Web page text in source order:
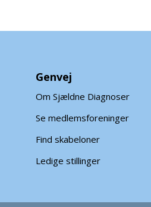
Genvej
Om Sjældne Diagnoser
Se medlemsforeninger
Find skabeloner
Ledige stillinger